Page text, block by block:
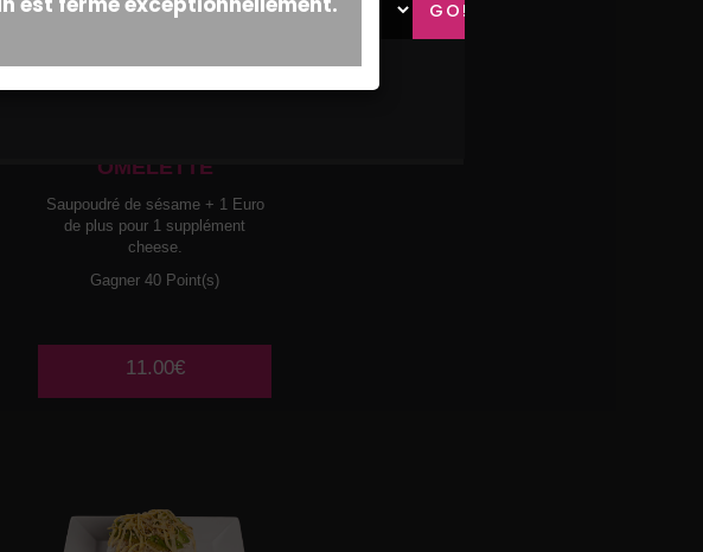
OMELETTE
Saupoudré de sésame + 1 Euro
de plus pour 1 supplément
cheese.
Gagner 40 Point(s)
11.00€